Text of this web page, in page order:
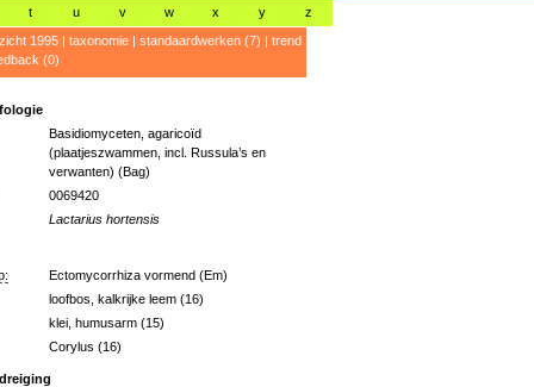
t u v w x y z
1995| taxonomie| standaardwerken (7) | trend
(0)
Basidiomyceten, agaricoïd
(plaatjeszwammen, incl. Russula’s en
verwanten) (Bag)
0069420
Lactarius hortensis
Ectomycorrhiza vormend (Em)
loofbos, kalkrijke leem (16)
klei, humusarm (15)
Corylus (16)